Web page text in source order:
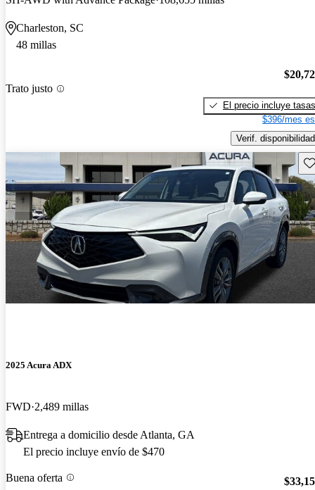
Charleston, SC
48 millas
Trato justo
El precio incluye tasas
$396/mes
Verif. disponibilidad
2025 Acura ADX
FWD 2,489 millas
Entrega a domicilio desde Atlanta, GA
El precio incluye envío de $470
Buena oferta